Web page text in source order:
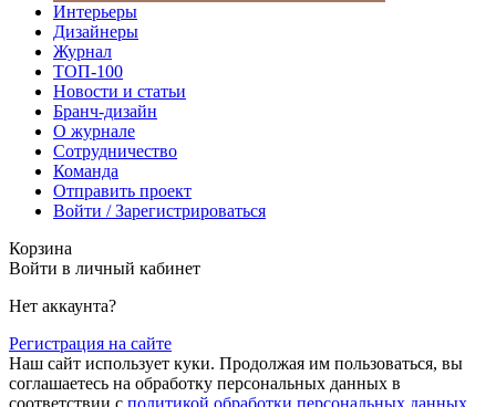
Интерьеры
Дизайнеры
Журнал
ТОП-100
Новости и статьи
Бранч-дизайн
О журнале
Сотрудничество
Команда
Отправить проект
Войти / Зарегистрироваться
Корзина
Войти в личный кабинет
Нет аккаунта?
Регистрация на сайте
Наш сайт использует куки. Продолжая им пользоваться, вы
соглашаетесь на обработку персональных данных в
соответствии с политикой обработки персональных данных.